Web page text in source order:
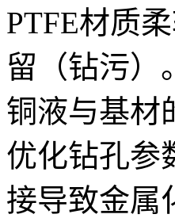
PTFE材质
留（钻污）
铜液与基材
优化钻孔参
接导致金属